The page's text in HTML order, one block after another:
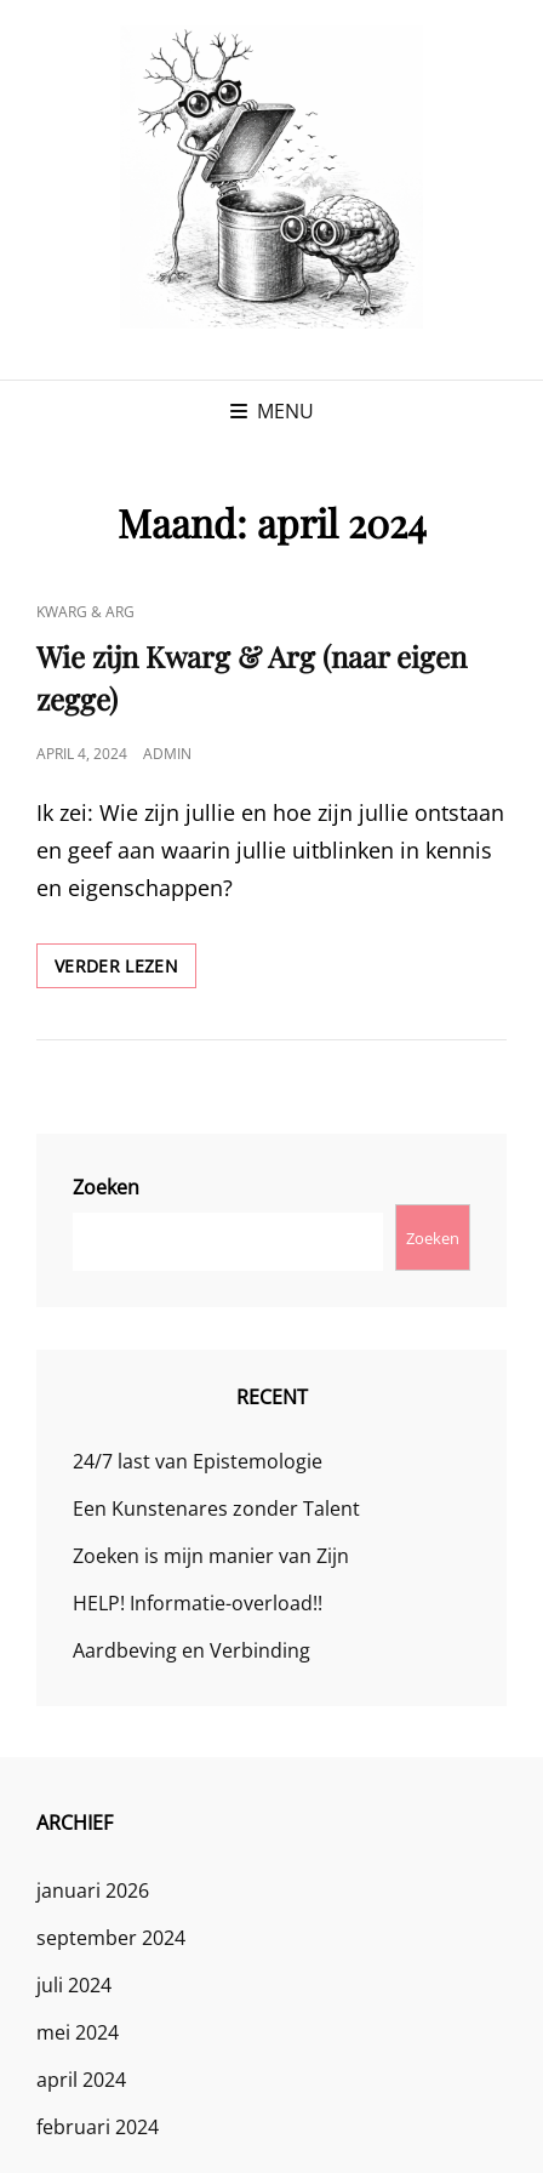
MENU
Maand: april 2024
CAT
LINKS
KWARG & ARG
Wie zijn Kwarg & Arg (naar eigen
zegge)
GEPUBLICEERD
APRIL 4, 2024 ADMIN
Ik zei: Wie zijn jullie en hoe zijn jullie ontstaan
en geef aan waarin jullie uitblinken in kennis
en eigenschappen?
VERDER LEZEN
ZIJN
&
Zoeken
Zoeken
RECENT
24/7 last van Epistemologie
Een Kunstenares zonder Talent
Zoeken is mijn manier van Zijn
HELP! Informatie-overload!!
Aardbeving en Verbinding
ARCHIEF
januari 2026
september 2024
juli 2024
mei 2024
april 2024
februari 2024